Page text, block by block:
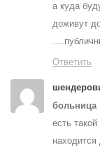
а куда
доживут
Ответить
больница
есть